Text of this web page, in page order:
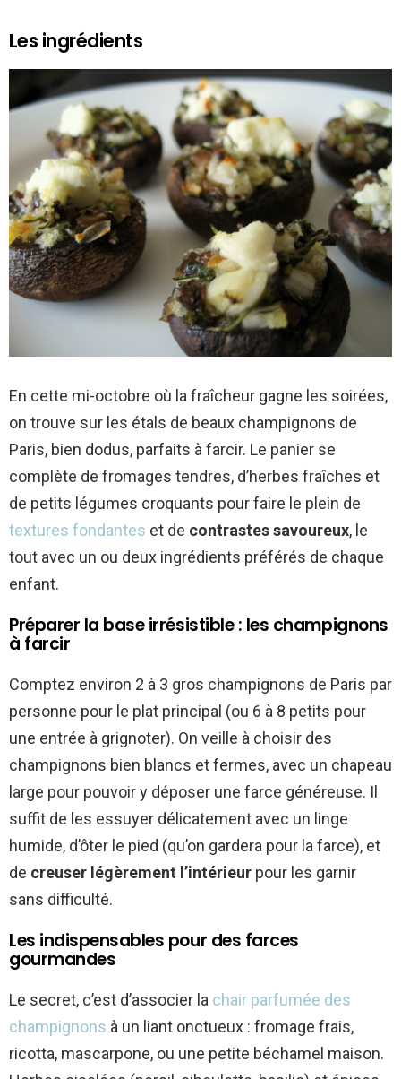
Les ingrédients
En cette mi-octobre où la fraîcheur gagne les soirées,
on trouve sur les étals de beaux champignons de
Paris, bien dodus, parfaits à farcir. Le panier se
complète de fromages tendres, d’herbes fraîches et
de petits légumes croquants pour faire le plein de
textures fondantes et de contrastes savoureux, le
tout avec un ou deux ingrédients préférés de chaque
enfant.
Préparer la base irrésistible : les champignons
à farcir
Comptez environ 2 à 3 gros champignons de Paris par
personne pour le plat principal (ou 6 à 8 petits pour
une entrée à grignoter). On veille à choisir des
champignons bien blancs et fermes, avec un chapeau
large pour pouvoir y déposer une farce généreuse. Il
suffit de les essuyer délicatement avec un linge
humide, d’ôter le pied (qu’on gardera pour la farce), et
de creuser légèrement l’intérieur pour les garnir
sans difficulté.
Les indispensables pour des farces
gourmandes
Le secret, c’est d’associer la chair parfumée des
champignons à un liant onctueux : fromage frais,
ricotta, mascarpone, ou une petite béchamel maison.